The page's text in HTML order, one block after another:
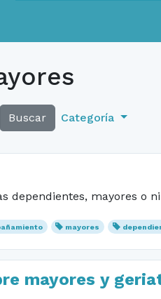
Buscar Categoría
dependientes, mayores o
mayores
mayores y